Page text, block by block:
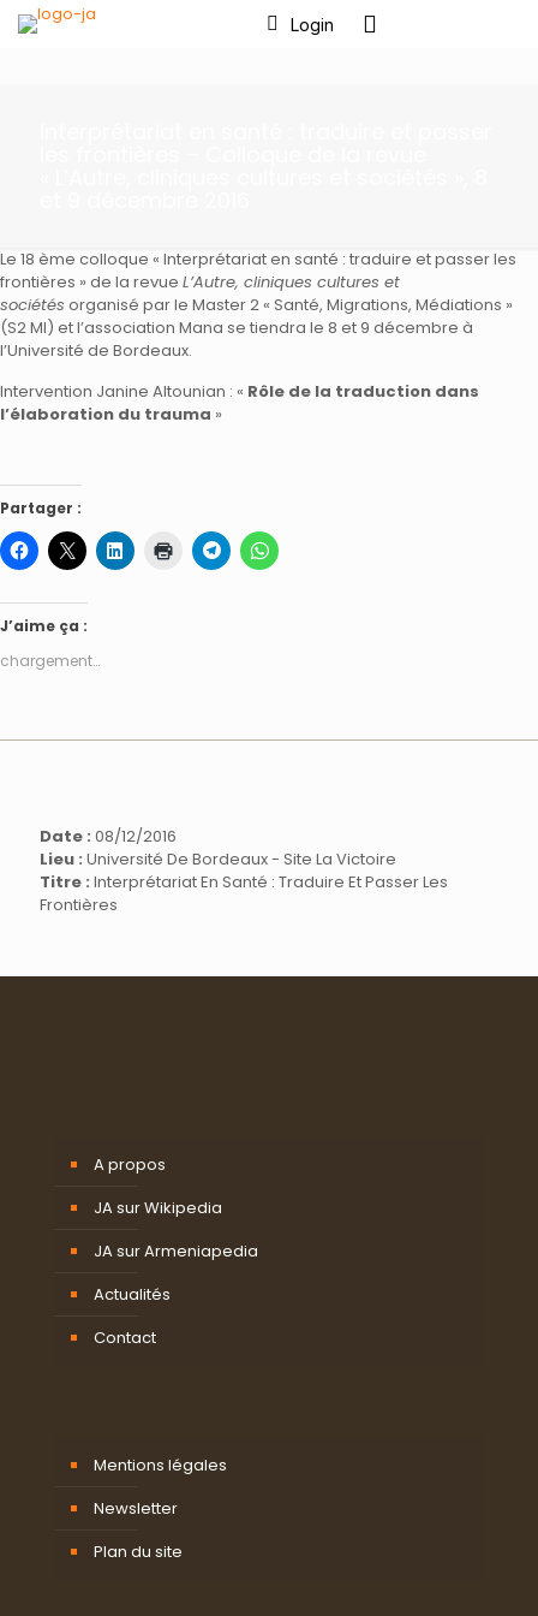
Login
Le 18 ème colloque « Interprétariat en santé : traduire et passer les
frontières » de la revue L’Autre, cliniques cultures et
sociétés organisé par le Master 2 « Santé, Migrations, Médiations »
(S2 MI) et l’association Mana se tiendra le 8 et 9 décembre à
l’Université de Bordeaux.
Intervention Janine Altounian : « Rôle de la traduction dans
l’élaboration du trauma »
Partager :
J’aime ça :
chargement…
Date : 08/12/2016
Lieu : Université De Bordeaux - Site La Victoire
Titre : Interprétariat En Santé : Traduire Et Passer Les
Frontières
A propos
JA sur Wikipedia
JA sur Armeniapedia
Actualités
Contact
Mentions légales
Newsletter
Plan du site